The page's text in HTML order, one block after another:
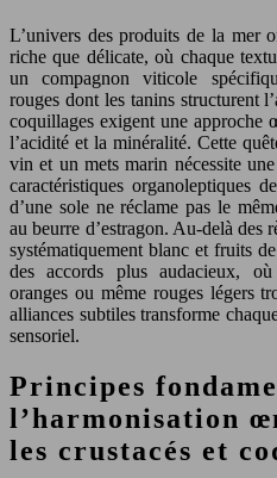
L’univers des produits de la mer
riche que délicate, où chaque
un compagnon viticole
rouges dont les tanins structurent
coquillages exigent une approche
l’acidité et la minéralité. Cette
vin et un mets marin nécessite
caractéristiques organoleptiques
d’une sole ne réclame pas le
au beurre d’estragon. Au-delà des
systématiquement blanc et fruits
des accords plus audacieux,
oranges ou même rouges légers
alliances subtiles transforme
sensoriel.
Principes
l’harmonisation
les crustacés et